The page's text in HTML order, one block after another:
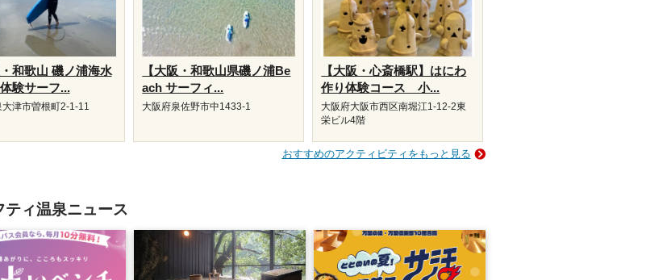
・和歌山 磯ノ浦海水
験サーフ...
大津市曽根町2-1-11
【大阪・和歌山県磯ノ浦Be
ach サーフィ...
大阪府泉佐野市中1433-1
【大阪・心斎橋駅】はにわ
作り体験コース 小...
大阪府大阪市西区南堀江1-12-2東
栄ビル4階
おすすめのアクティビティをもっと見る
ティ温泉ニュース